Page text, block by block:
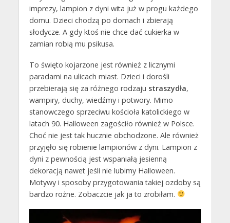
imprezy, lampion z dyni wita już w progu każdego
domu. Dzieci chodzą po domach i zbierają
słodycze. A gdy ktoś nie chce dać cukierka w
zamian robią mu psikusa.
To święto kojarzone jest również z licznymi
paradami na ulicach miast. Dzieci i dorośli
przebierają się za różnego rodzaju straszydła,
wampiry, duchy, wiedźmy i potwory. Mimo
stanowczego sprzeciwu kościoła katolickiego w
latach 90. Halloween zagościło również w Polsce.
Choć nie jest tak hucznie obchodzone. Ale również
przyjęło się robienie lampionów z dyni. Lampion z
dyni z pewnością jest wspaniałą jesienną
dekoracją nawet jeśli nie lubimy Halloween.
Motywy i sposoby przygotowania takiej ozdoby są
bardzo rożne. Zobaczcie jak ja to zrobiłam.